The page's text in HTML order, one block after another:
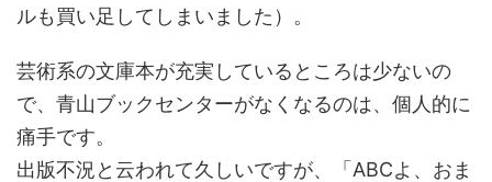
ルも買い足してしまいました）。
芸術系の文庫本が充実しているところは少ないの
で、青山ブックセンターがなくなるのは、個人的に
痛手です。
出版不況と云われて久しいですが、「ABCよ、おま